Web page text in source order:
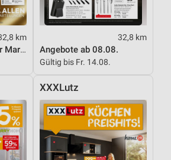
km
Spezial-Prospekt der Marken
32,8 km
Angebote ab 08.08.
Gültig bis Fr. 14.08.
XXXLutz